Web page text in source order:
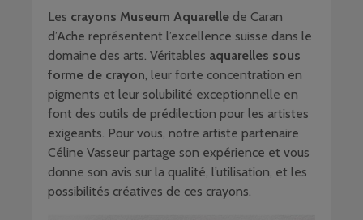
Les crayons Museum Aquarelle de Caran
d’Ache représentent l’excellence suisse dans le
domaine des arts. Véritables aquarelles sous
forme de crayon, leur forte concentration en
pigments et leur solubilité exceptionnelle en
font des outils de prédilection pour les artistes
exigeants. Pour vous, notre artiste partenaire
Céline Vasseur partage son expérience et vous
donne son avis sur la qualité, l’utilisation, et les
possibilités créatives de ces crayons.